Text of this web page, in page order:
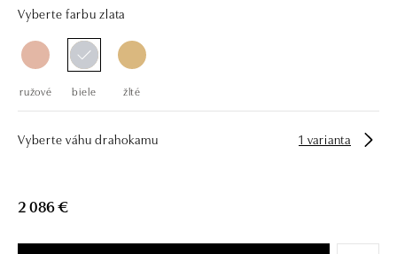
Vyberte farbu zlata
ružové biele žlté
Vyberte váhu drahokamu 1 varianta
2 086 €